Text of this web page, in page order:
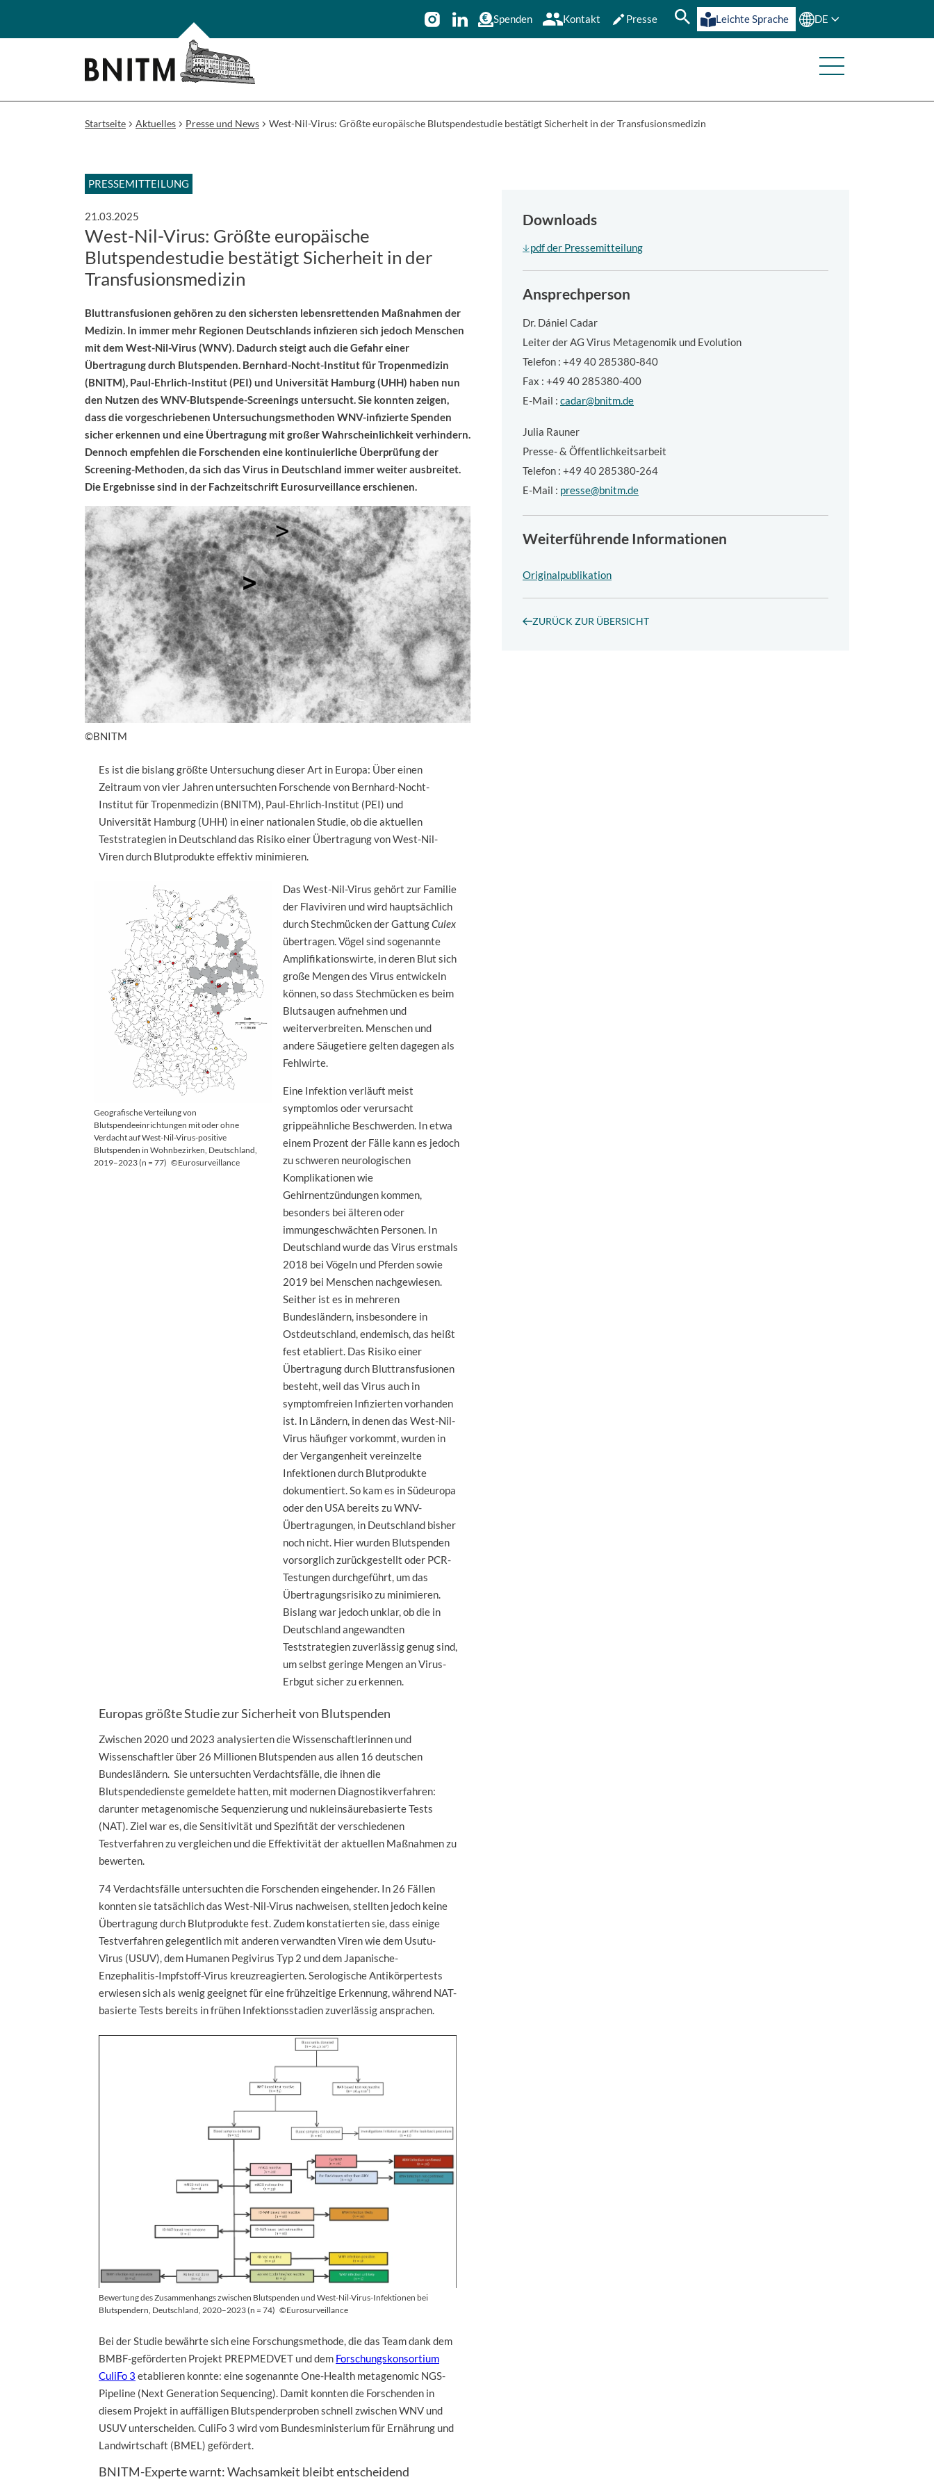
Spenden Kontakt Presse Leichte Sprache DE
Startseite Aktuelles Presse und News West-Nil-Virus: Größte europäische Blutspendestudie bestätigt Sicherheit in der Transfusionsmedizin
PRESSEMITTEILUNG
21.03.2025
West-Nil-Virus: Größte europäische
Blutspendestudie bestätigt Sicherheit in der
Transfusionsmedizin
Bluttransfusionen gehören zu den sichersten lebensrettenden Maßnahmen der
Medizin. In immer mehr Regionen Deutschlands infizieren sich jedoch Menschen
mit dem West-Nil-Virus (WNV). Dadurch steigt auch die Gefahr einer
Übertragung durch Blutspenden. Bernhard-Nocht-Institut für Tropenmedizin
(BNITM), Paul-Ehrlich-Institut (PEI) und Universität Hamburg (UHH) haben nun
den Nutzen des WNV-Blutspende-Screenings untersucht. Sie konnten zeigen,
dass die vorgeschriebenen Untersuchungsmethoden WNV-infizierte Spenden
sicher erkennen und eine Übertragung mit großer Wahrscheinlichkeit verhindern.
Dennoch empfehlen die Forschenden eine kontinuierliche Überprüfung der
Screening-Methoden, da sich das Virus in Deutschland immer weiter ausbreitet.
Die Ergebnisse sind in der Fachzeitschrift Eurosurveillance erschienen.
©BNITM
Es ist die bislang größte Untersuchung dieser Art in Europa: Über einen
Zeitraum von vier Jahren untersuchten Forschende von Bernhard-Nocht-
Institut für Tropenmedizin (BNITM), Paul-Ehrlich-Institut (PEI) und
Universität Hamburg (UHH) in einer nationalen Studie, ob die aktuellen
Teststrategien in Deutschland das Risiko einer Übertragung von West-Nil-
Viren durch Blutprodukte effektiv minimieren.
Geografische Verteilung von
Blutspendeeinrichtungen mit oder ohne
Verdacht auf West-Nil-Virus-positive
Blutspenden in Wohnbezirken, Deutschland,
2019–2023 (n = 77) ©Eurosurveillance
Das West-Nil-Virus gehört zur Familie
der Flaviviren und wird hauptsächlich
durch Stechmücken der GattungCulex
übertragen. Vögel sind sogenannte
Amplifikationswirte, in deren Blut sich
große Mengen des Virus entwickeln
können, so dass Stechmücken es beim
Blutsaugen aufnehmen und
weiterverbreiten. Menschen und
andere Säugetiere gelten dagegen als
Fehlwirte.
Eine Infektion verläuft meist
symptomlos oder verursacht
grippeähnliche Beschwerden. In etwa
einem Prozent der Fälle kann es jedoch
zu schweren neurologischen
Komplikationen wie
Gehirnentzündungen kommen,
besonders bei älteren oder
immungeschwächten Personen. In
Deutschland wurde das Virus erstmals
2018 bei Vögeln und Pferden sowie
2019 bei Menschen nachgewiesen.
Seither ist es in mehreren
Bundesländern, insbesondere in
Ostdeutschland, endemisch, das heißt
fest etabliert. Das Risiko einer
Übertragung durch Bluttransfusionen
besteht, weil das Virus auch in
symptomfreien Infizierten vorhanden
ist. In Ländern, in denen das West-Nil-
Virus häufiger vorkommt, wurden in
der Vergangenheit vereinzelte
Infektionen durch Blutprodukte
dokumentiert. So kam es in Südeuropa
oder den USA bereits zu WNV-
Übertragungen, in Deutschland bisher
noch nicht. Hier wurden Blutspenden
vorsorglich zurückgestellt oder PCR-
Testungen durchgeführt, um das
Übertragungsrisiko zu minimieren.
Bislang war jedoch unklar, ob die in
Deutschland angewandten
Teststrategien zuverlässig genug sind,
um selbst geringe Mengen an Virus-
Erbgut sicher zu erkennen.
Europas größte Studie zur Sicherheit von Blutspenden
Zwischen 2020 und 2023 analysierten die Wissenschaftlerinnen und
Wissenschaftler über 26 Millionen Blutspenden aus allen 16 deutschen
Bundesländern. Sie untersuchten Verdachtsfälle, die ihnen die
Blutspendedienste gemeldete hatten, mit modernen Diagnostikverfahren:
darunter metagenomische Sequenzierung und nukleinsäurebasierte Tests
(NAT). Ziel war es, die Sensitivität und Spezifität der verschiedenen
Testverfahren zu vergleichen und die Effektivität der aktuellen Maßnahmen zu
bewerten.
74 Verdachtsfälle untersuchten die Forschenden eingehender. In 26 Fällen
konnten sie tatsächlich das West-Nil-Virus nachweisen, stellten jedoch keine
Übertragung durch Blutprodukte fest. Zudem konstatierten sie, dass einige
Testverfahren gelegentlich mit anderen verwandten Viren wie dem Usutu-
Virus (USUV), dem Humanen Pegivirus Typ 2 und dem Japanische-
Enzephalitis-Impfstoff-Virus kreuzreagierten. Serologische Antikörpertests
erwiesen sich als wenig geeignet für eine frühzeitige Erkennung, während NAT-
basierte Tests bereits in frühen Infektionsstadien zuverlässig ansprachen.
Bewertung des Zusammenhangs zwischen Blutspenden und West-Nil-Virus-Infektionen bei
Blutspendern, Deutschland, 2020–2023 (n = 74) ©Eurosurveillance
Bei der Studie bewährte sich eine Forschungsmethode, die das Team dank dem
BMBF-geförderten Projekt PREPMEDVET und dem Forschungskonsortium
CuliFo 3 etablieren konnte: eine sogenannte One-Health metagenomic NGS-
Pipeline (Next Generation Sequencing). Damit konnten die Forschenden in
diesem Projekt in auffälligen Blutspenderproben schnell zwischen WNV und
USUV unterscheiden. CuliFo 3 wird vom Bundesministerium für Ernährung und
Landwirtschaft (BMEL) gefördert.
BNITM-Experte warnt: Wachsamkeit bleibt entscheidend
Downloads
pdf der Pressemitteilung
Ansprechperson
Dr. Dániel Cadar
Leiter der AG Virus Metagenomik und Evolution
Telefon : +49 40 285380-840
Fax : +49 40 285380-400
E-Mail : cadar@bnitm.de
Julia Rauner
Presse- & Öffentlichkeitsarbeit
Telefon : +49 40 285380-264
E-Mail : presse@bnitm.de
Weiterführende Informationen
Originalpublikation
ZURÜCK ZUR ÜBERSICHT